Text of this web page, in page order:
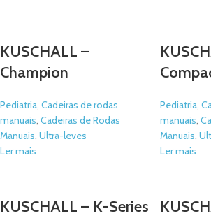
KUSCHALL –
Champion
Pediatria, Cadeiras de rodas
manuais, Cadeiras de Rodas
Manuais, Ultra-leves
Ler mais
Pediatria,
manuais,
Manuais,
Ler mais
KUSCHALL – K-Series